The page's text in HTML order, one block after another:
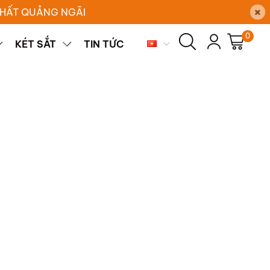
QUẢNG NGÃI ×
KÉT SẮT TIN TỨC
0